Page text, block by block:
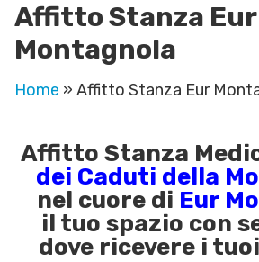
Affitto Stanza Eur
Montagnola
Home » Affitto Stanza Eur
Affitto Stanza
dei Caduti della
nel cuore di Eur
il tuo spazio con
dove ricevere i